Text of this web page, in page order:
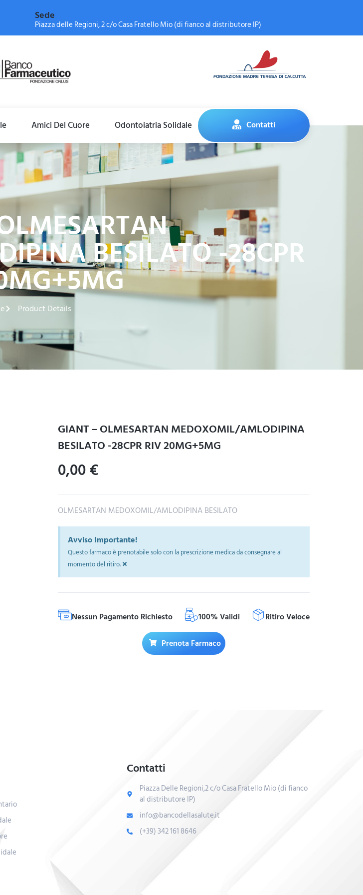
Sede
Piazza delle Regioni, 2 c/o Casa Fratello Mio (di fianco al distributore IP)
Amici Del Cuore Odontoiatria Solidale Contatti
BESILATO -28CPR
Product Details
GIANT – OLMESARTAN MEDOXOMIL/AMLODIPINA
BESILATO -28CPR RIV 20MG+5MG
0,00€
OLMESARTAN MEDOXOMIL/AMLODIPINA BESILATO
Avviso Importante!
Questo farmaco è prenotabile solo con la prescrizione medica da consegnare al
momento del ritiro.×
Nessun Pagamento Richiesto 100% Validi Ritiro Veloce
Prenota Farmaco
Contatti
Piazza Delle Regioni,2 c/o Casa Fratello Mio (di fianco
al distributore IP)
info@bancodellasalute.it
(+39) 342 161 8646